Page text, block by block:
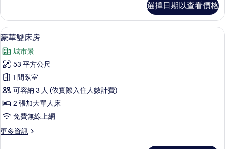
大
雙
人
床
的
所
有
相
片
客
房,
1
特
大
雙
人
床
的
詳
情
選擇日期以查看價格
顯
示
豪
華
雙
床
房
的
所
豪華雙床房 | 高級寢具、羽絨被、迷
2
豪華雙床房
城市景
53 平方公尺
1 間臥室
可容納 3 人 (依實際入住人數計費)
2 張加大單人床
免費無線上網
更多資訊
更